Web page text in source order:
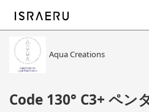
Aqua Creations
Code 130° C3+ ペン